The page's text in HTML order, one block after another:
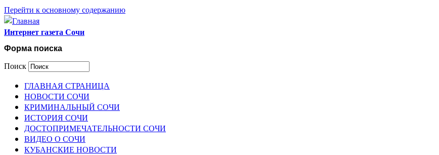
Перейти к основному содержанию
Интернет газета Сочи
Форма поиска
Поиск
ГЛАВНАЯ СТРАНИЦА
НОВОСТИ СОЧИ
КРИМИНАЛЬНЫЙ СОЧИ
ИСТОРИЯ СОЧИ
ДОСТОПРИМЕЧАТЕЛЬНОСТИ СОЧИ
ВИДЕО О СОЧИ
КУБАНСКИЕ НОВОСТИ